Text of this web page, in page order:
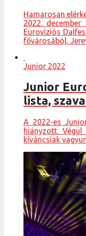
Hamarosan
2022.
Eurovíziós
fővárosából,
Junior 2022
Junior
lista,
A 2022-es
hiányzott.
kíváncsiak